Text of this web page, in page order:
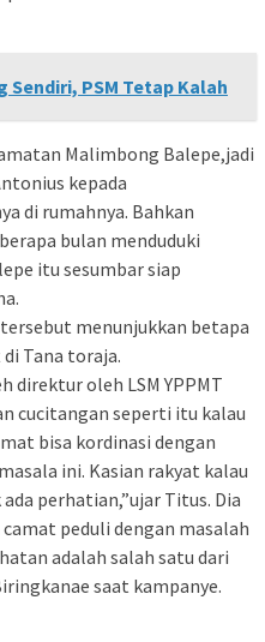
Sendiri, PSM Tetap Kalah
Malimbong Balepe,jadi
kepada
di rumahnya. Bahkan
bulan menduduki
itu sesumbar siap
menunjukkan betapa
Tana toraja.
direktur oleh LSM YPPMT
cucitangan seperti itu kalau
bisa kordinasi dengan
ini. Kasian rakyat kalau
perhatian,”ujar Titus. Dia
peduli dengan masalah
adalah salah satu dari
saat kampanye.